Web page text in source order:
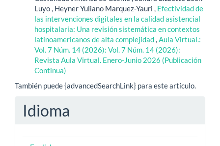
Luyo , Heyner Yuliano Marquez-Yauri , Efectividad de
las intervenciones digitales en la calidad asistencial
hospitalaria: Una revisión sistemática en contextos
latinoamericanos de alta complejidad Aula Virtual.:
Vol. 7 Núm. 14 (2026): Vol. 7 Núm. 14 (2026):
Revista Aula Virtual. Enero-Junio 2026 (Publicación
Continua)
También puede {advancedSearchLink} para este artículo.
Idioma